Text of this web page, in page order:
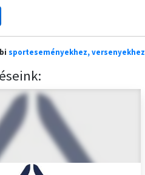
sporteseményekhez, versenyekhez